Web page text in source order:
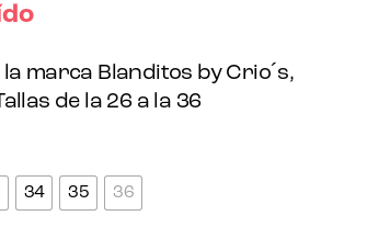
marca Blanditos by Crio´s,
de la 26 a la 36
34 35 36